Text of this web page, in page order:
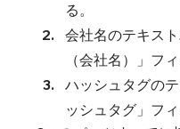
る。
会社名のテキス
（会社名）」フ
ハッシュタグの
ッシュタグ」フ